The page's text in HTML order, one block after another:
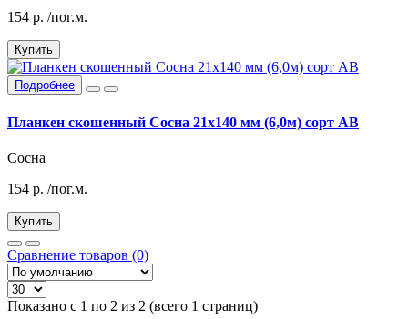
154 р. /пог.м.
Купить
Подробнее
Планкен скошенный Сосна 21х140 мм (6,0м) сорт АВ
Сосна
154 р. /пог.м.
Купить
Сравнение товаров (0)
Показано с 1 по 2 из 2 (всего 1 страниц)